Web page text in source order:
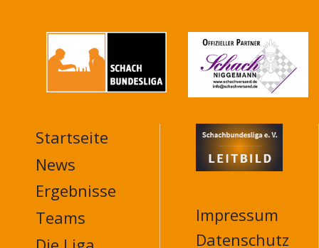
MAIN
NAVIGATION
FOOTER
Startseite
News
Ergebnisse
Teams
Impressum
Datenschutz